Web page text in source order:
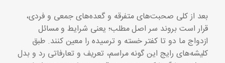
بعد از کلی صحبت‌های متفرقه و گعده‌های جمعی و فردی،
قرار است بروند سر اصل مطلب؛ یعنی شرایط و مسائل
ازدواج ما دو تا کفتر خسته و ترسیده را معین کنند. طبق
کلیشه‌های رایج این گونه مراسم، تعریف و تعارفاتی رد و بدل